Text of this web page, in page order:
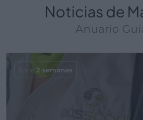
Noticias de
Anuario
hace 2 semanas